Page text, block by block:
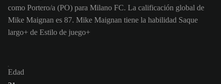
como Portero/a (PO) para Milano FC. La calificación global de
Mike Maignan es 87. Mike Maignan tiene la habilidad Saque
largo+ de Estilo de juego+
Edad